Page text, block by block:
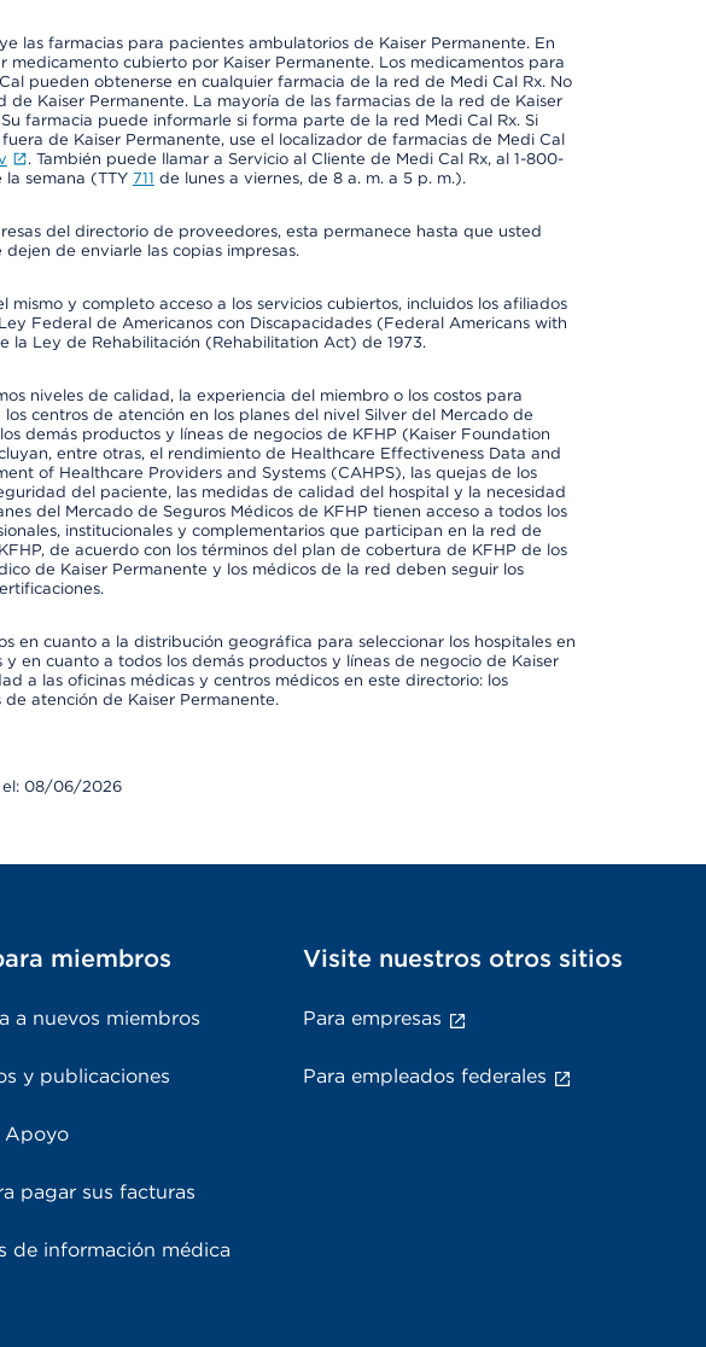
las farmacias para pacientes ambulatorios de Kaiser Permanente. En
medicamento cubierto por Kaiser Permanente. Los medicamentos para
pueden obtenerse en cualquier farmacia de la red de Medi Cal Rx. No
de Kaiser Permanente. La mayoría de las farmacias de la red de Kaiser
farmacia puede informarle si forma parte de la red Medi Cal Rx. Si
de Kaiser Permanente, use el localizador de farmacias de Medi Cal
. También puede llamar a Servicio al Cliente de Medi Cal Rx, al 1-800-
la semana (TTY 711 de lunes a viernes, de 8 a. m. a 5 p. m.).
del directorio de proveedores, esta permanece hasta que usted
de enviarle las copias impresas.
mismo y completo acceso a los servicios cubiertos, incluidos los afiliados
Federal de Americanos con Discapacidades (Federal Americans with
la Ley de Rehabilitación (Rehabilitation Act) de 1973.
niveles de calidad, la experiencia del miembro o los costos para
centros de atención en los planes del nivel Silver del Mercado de
demás productos y líneas de negocios de KFHP (Kaiser Foundation
entre otras, el rendimiento de Healthcare Effectiveness Data and
of Healthcare Providers and Systems (CAHPS), las quejas de los
del paciente, las medidas de calidad del hospital y la necesidad
del Mercado de Seguros Médicos de KFHP tienen acceso a todos los
institucionales y complementarios que participan en la red de
de acuerdo con los términos del plan de cobertura de KFHP de los
de Kaiser Permanente y los médicos de la red deben seguir los
en cuanto a la distribución geográfica para seleccionar los hospitales en
y en cuanto a todos los demás productos y líneas de negocio de Kaiser
a las oficinas médicas y centros médicos en este directorio: los
atención de Kaiser Permanente.
el: 08/06/2026
miembros
a nuevos miembros
y publicaciones
Apoyo
pagar sus facturas
de información médica
Visite nuestros otros sitios
Para empresas
Para empleados federales